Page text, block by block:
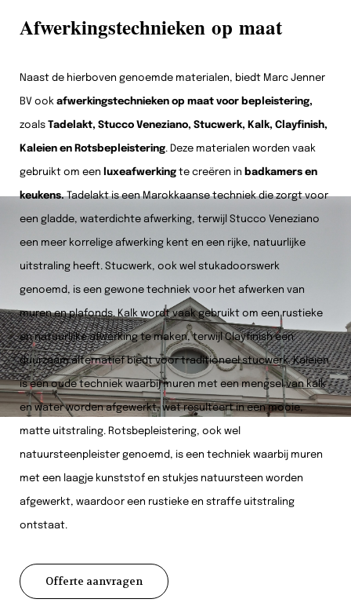
Afwerkingstechnieken op maat
Naast de hierboven genoemde materialen, biedt Marc Jenner
BV ook afwerkingstechnieken op maat voor bepleistering,
zoals Tadelakt, Stucco Veneziano, Stucwerk, Kalk, Clayfinish,
Kaleien en Rotsbepleistering. Deze materialen worden vaak
gebruikt om een luxeafwerking te creëren in badkamers en
keukens.Tadelakt is een Marokkaanse techniek die zorgt voor
een gladde, waterdichte afwerking, terwijl Stucco Veneziano
een meer korrelige afwerking kent en een rijke, natuurlijke
uitstraling heeft. Stucwerk, ook wel stukadoorswerk
genoemd, is een gewone techniek voor het afwerken van
muren en plafonds. Kalk wordt vaak gebruikt om een rustieke
en natuurlijke afwerking te maken, terwijl Clayfinish een
duurzaam alternatief biedt voor traditioneel stucwerk. Kaleien
is een oude techniek waarbij muren met een mengsel van kalk
en water worden afgewerkt, wat resulteert in een mooie,
matte uitstraling. Rotsbepleistering, ook wel
natuursteenpleister genoemd, is een techniek waarbij muren
met een laagje kunststof en stukjes natuursteen worden
afgewerkt, waardoor een rustieke en straffe uitstraling
ontstaat.
Offerte aanvragen